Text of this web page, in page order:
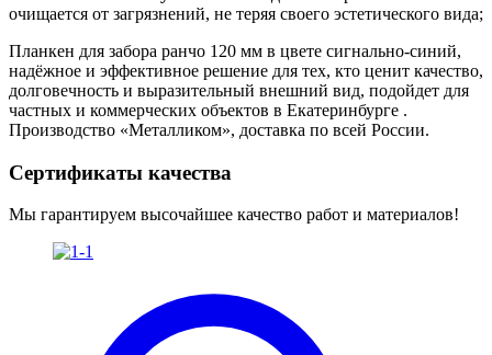
очищается от загрязнений, не теряя своего эстетического вида;
Планкен для забора ранчо 120 мм в цвете сигнально-синий,
надёжное и эффективное решение для тех, кто ценит качество,
долговечность и выразительный внешний вид, подойдет для
частных и коммерческих объектов в Екатеринбурге .
Производство «Металликом», доставка по всей России.
Сертификаты качества
Мы гарантируем высочайшее качество работ и материалов!